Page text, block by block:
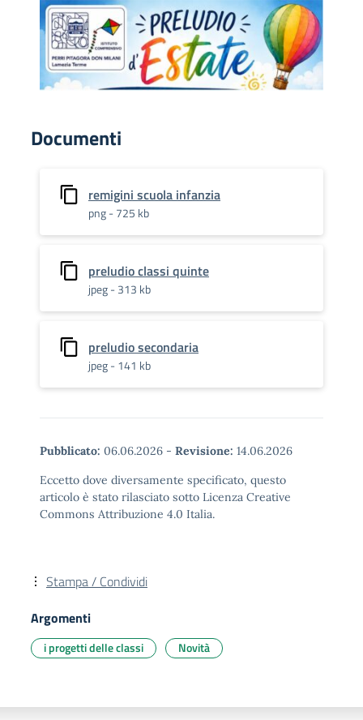
Documenti
remigini scuola infanzia
png - 725 kb
preludio classi quinte
jpeg - 313 kb
preludio secondaria
jpeg - 141 kb
Pubblicato: 06.06.2026 - Revisione: 14.06.2026
Eccetto dove diversamente specificato, questo
articolo è stato rilasciato sotto Licenza Creative
Commons Attribuzione 4.0 Italia.
Stampa / Condividi
Argomenti
i progetti delle classi Novità